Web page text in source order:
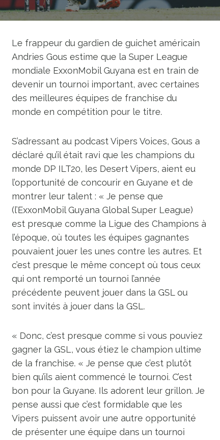
Le frappeur du gardien de guichet américain
Andries Gous estime que la Super League
mondiale ExxonMobil Guyana est en train de
devenir un tournoi important, avec certaines
des meilleures équipes de franchise du
monde en compétition pour le titre.
S’adressant au podcast Vipers Voices, Gous a
déclaré qu’il était ravi que les champions du
monde DP ILT20, les Desert Vipers, aient eu
l’opportunité de concourir en Guyane et de
montrer leur talent : « Je pense que
(l’ExxonMobil Guyana Global Super League)
est presque comme la Ligue des Champions à
l’époque, où toutes les équipes gagnantes
pouvaient jouer les unes contre les autres. Et
c’est presque le même concept où tous ceux
qui ont remporté un tournoi l’année
précédente peuvent jouer dans la GSL ou
sont invités à jouer dans la GSL.
« Donc, c’est presque comme si vous pouviez
gagner la GSL, vous étiez le champion ultime
de la franchise. « Je pense que c’est plutôt
bien qu’ils aient commencé le tournoi. C’est
bon pour la Guyane. Ils adorent leur grillon. Je
pense aussi que c’est formidable que les
Vipers puissent avoir une autre opportunité
de présenter une équipe dans un tournoi